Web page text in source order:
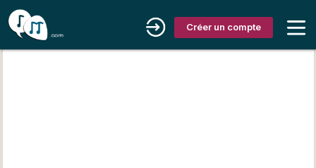
Créer un compte